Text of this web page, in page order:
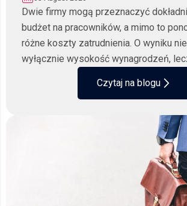
Dwie firmy mogą przeznaczyć
budżet na pracowników, a mimo to
różne koszty zatrudnienia. O wyniku
wyłącznie wysokość wynagrodzeń,
Czytaj na blogu